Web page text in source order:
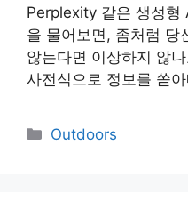
Perplexity 같은 생성형
을 물어보면, 좀처럼 당
않는다면 이상하지 않
사전식으로 정보를 쏟
Categories
Outdoors